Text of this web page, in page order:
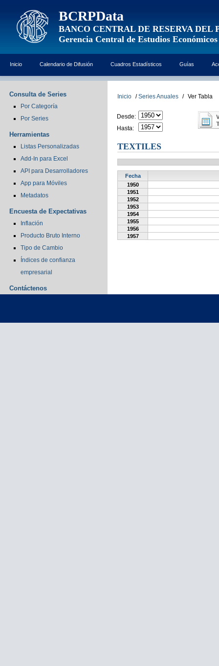
BCRPData
BANCO CENTRAL DE RESERVA DEL
Gerencia Central de Estudios Económicos
Inicio Calendario de Difusión Cuadros Estadísticos Guías
Consulta de Series
Por Categoría
Por Series
Herramientas
Listas Personalizadas
Add-In para Excel
API para Desarrolladores
App para Móviles
Metadatos
Encuesta de Expectativas
Inflación
Producto Bruto Interno
Tipo de Cambio
Índices de confianza
empresarial
Contáctenos
Inicio / Series Anuales / Ver Tabla
Desde:
Hasta:
TEXTILES
Fecha
1950
1951
1952
1953
1954
1955
1956
1957